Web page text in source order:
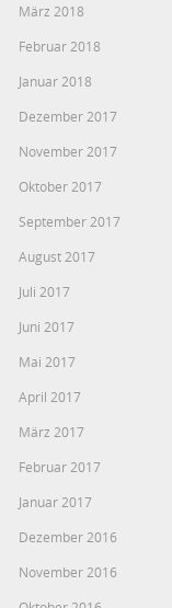
März 2018
Februar 2018
Januar 2018
Dezember 2017
November 2017
Oktober 2017
September 2017
August 2017
Juli 2017
Juni 2017
Mai 2017
April 2017
März 2017
Februar 2017
Januar 2017
Dezember 2016
November 2016